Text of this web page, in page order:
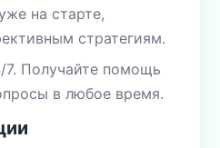
на старте,
стратегиям.
Получайте помощь
в любое время.